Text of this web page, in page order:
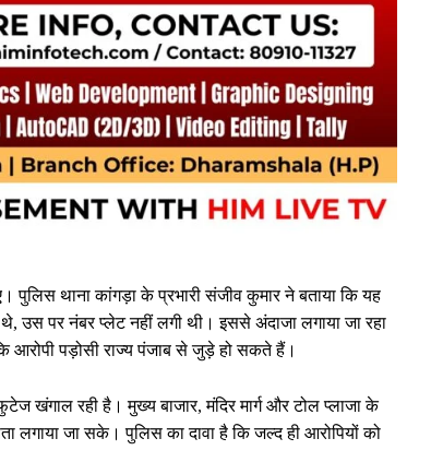
पुलिस थाना कांगड़ा के प्रभारी संजीव कुमार ने बताया कि यह
उस पर नंबर प्लेट नहीं लगी थी। इससे अंदाजा लगाया जा रहा
आरोपी पड़ोसी राज्य पंजाब से जुड़े हो सकते हैं।
खंगाल रही है। मुख्य बाजार, मंदिर मार्ग और टोल प्लाजा के
लगाया जा सके। पुलिस का दावा है कि जल्द ही आरोपियों को